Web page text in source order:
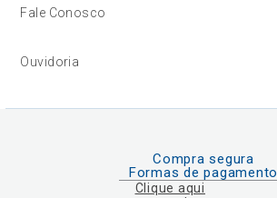
Fale Conosco
Ouvidoria
Compra segura
Formas de pagamento
Clique aqui